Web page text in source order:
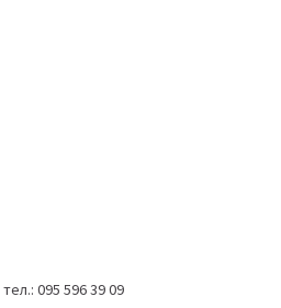
тел.: 095 596 39 09